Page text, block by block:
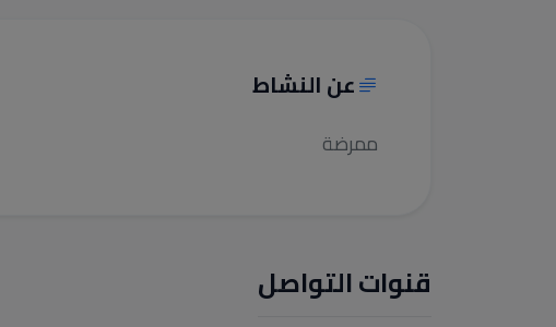
عن النشاط
ممرضة
قنوات التواصل